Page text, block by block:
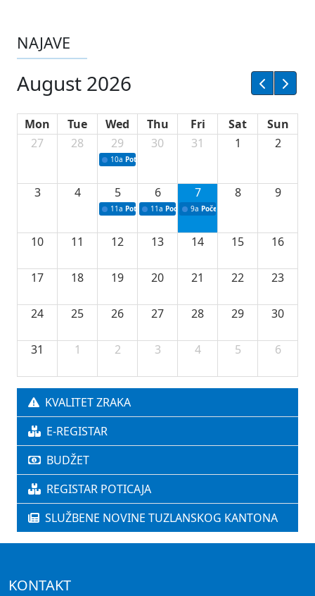
NAJAVE
August 2026
Mon Tue Wed Thu Fri Sat
Sun
27
28 29
10a Potpisivanje ugovora sa neprofitnim
30 31 1 2
3 4 5
11a Potpisivanje ugovora o stipendijama za
6
11a Podrška razvoju vodne infrastrukture u
7
9a Početak izgradnje nove
8 9
10 11 12 13 14 15 16
17 18 19 20 21 22 23
24 25 26 27 28 29 30
31 1 2 3 4 5 6
KVALITET ZRAKA
E-REGISTAR
BUDŽET
REGISTAR POTICAJA
SLUŽBENE NOVINE TUZLANSKOG KANTONA
KONTAKT